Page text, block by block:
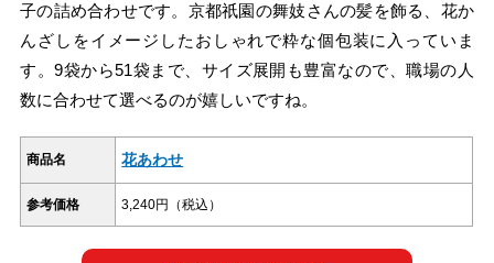
子の詰め合わせです。京都祇園の舞妓さんの髪を飾る、花か
んざしをイメージしたおしゃれで粋な個包装に入っていま
す。9袋から51袋まで、サイズ展開も豊富なので、職場の人
数に合わせて選べるのが嬉しいですね。
商品名 花あわせ
参考価格 3,240円（税込）